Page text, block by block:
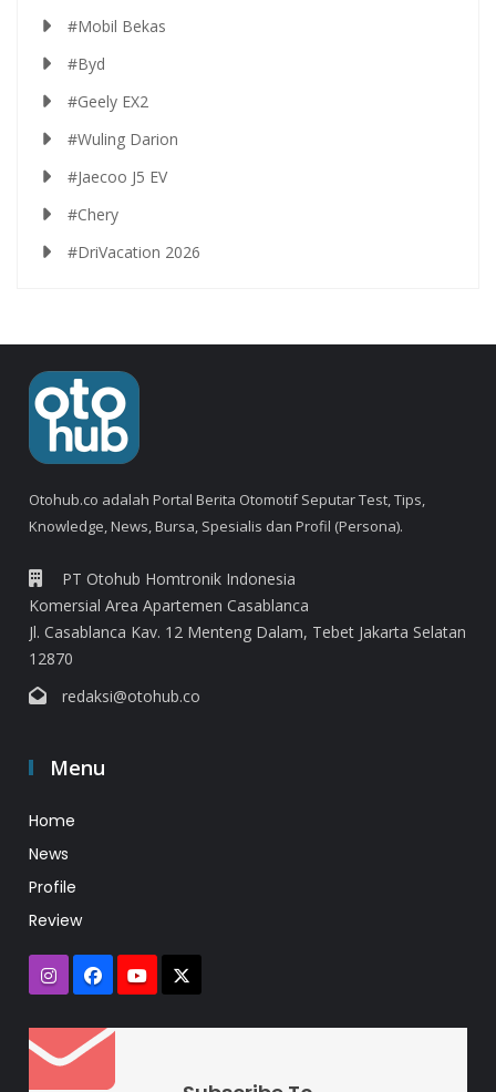
#Mobil Bekas
#Byd
#Geely EX2
#Wuling Darion
#Jaecoo J5 EV
#Chery
#DriVacation 2026
Otohub.co adalah Portal Berita Otomotif Seputar Test, Tips,
Knowledge, News, Bursa, Spesialis dan Profil (Persona).
PT Otohub Homtronik Indonesia
Komersial Area Apartemen Casablanca
Jl. Casablanca Kav. 12 Menteng Dalam, Tebet Jakarta Selatan
12870
redaksi@otohub.co
Menu
Home
News
Profile
Review